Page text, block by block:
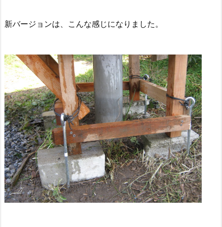
新バージョンは、こんな感じになりました。